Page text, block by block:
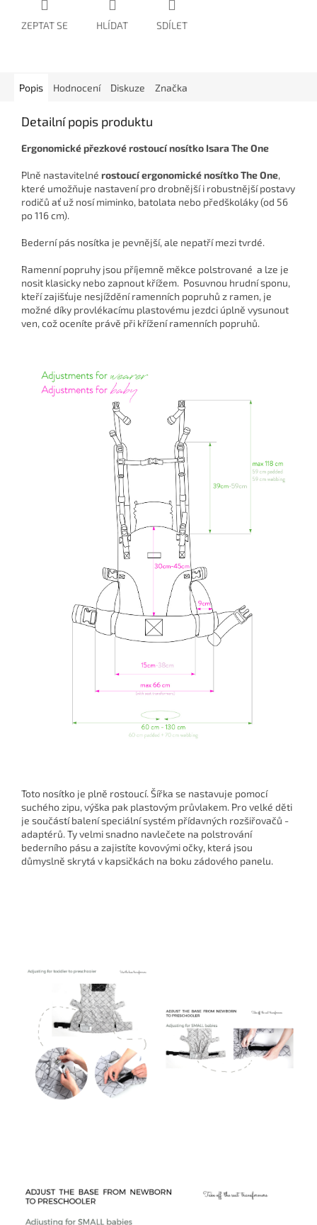
ZEPTAT SE HLÍDAT SDÍLET
Popis Hodnocení Diskuze Značka
Detailní popis produktu
Ergonomické přezkové rostoucí nosítko Isara The One
Plně nastavitelné rostoucí ergonomické nosítko The One,
které umožňuje nastavení pro drobnější i robustnější postavy
rodičů ať už nosí miminko, batolata nebo předškoláky (od 56
po 116 cm).
Bederní pás nosítka je pevnější, ale nepatří mezi tvrdé.
Ramenní popruhy jsou příjemně měkce polstrované a lze je
nosit klasicky nebo zapnout křížem. Posuvnou hrudní sponu,
kteří zajišťuje nesjíždění ramenních popruhů z ramen, je
možné díky provlékacímu plastovému jezdci úplně vysunout
ven, což oceníte právě při křížení ramenních popruhů.
Toto nosítko je plně rostoucí. Šířka se nastavuje pomocí
suchého zipu, výška pak plastovým průvlakem. Pro velké děti
je součástí balení speciální systém přídavných rozšiřovačů -
adaptérů. Ty velmi snadno navlečete na polstrování
bederního pásu a zajistíte kovovými očky, která jsou
důmyslně skrytá v kapsičkách na boku zádového panelu.